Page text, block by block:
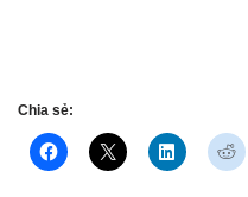
Chia sẻ: